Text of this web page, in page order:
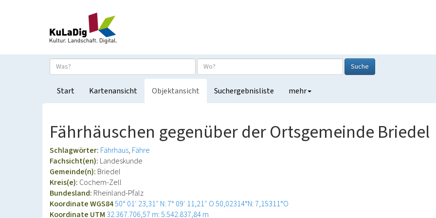
Suche
Start Kartenansicht Objektansicht Suchergebnisliste mehr
Fährhäuschen gegenüber der Ortsgemeinde Briedel
Schlagwörter: Fährhaus Fähre
Fachsicht(en): Landeskunde
Gemeinde(n): Briedel
Kreis(e): Cochem-Zell
Bundesland: Rheinland-Pfalz
Koordinate WGS8450° 01′ 23,31″ N: 7° 09′ 11,21″ O50,02314°N: 7,15311°O
Koordinate UTM 32.367.706,57 m: 5.542.837,84 m